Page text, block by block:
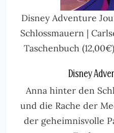
Disney Adventure
Schlossmauern |
Taschenbuch
Disney
Anna hinter den
und die Rache der
der geheimnisvolle